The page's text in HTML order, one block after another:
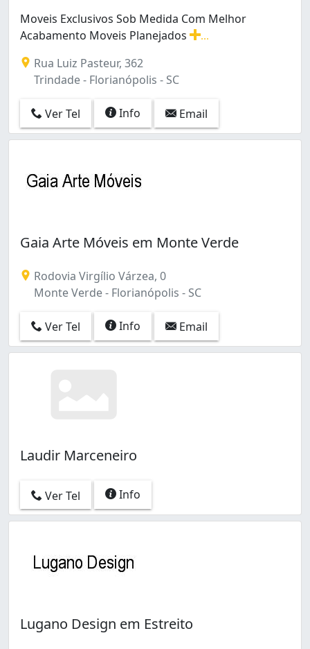
Moveis Exclusivos Sob Medida Com Melhor
Acabamento Moveis Planejados
Rua Luiz Pasteur, 362
Trindade - Florianópolis - SC
Ver Tel Info Email
Gaia Arte Móveis em Monte Verde
Rodovia Virgílio Várzea, 0
Monte Verde - Florianópolis - SC
Ver Tel Info Email
Laudir Marceneiro
Ver Tel Info
Lugano Design em Estreito